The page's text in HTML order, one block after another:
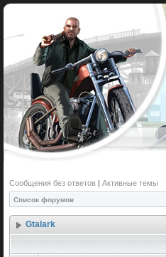
Сообщения без ответов | Активные темы
Список форумов
Gtalark